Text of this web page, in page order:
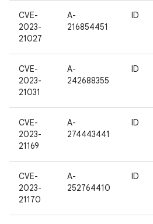
CVE-
2023-
21027
A-
216854451
ID
CVE-
2023-
21031
A-
242688355
ID
CVE-
2023-
21169
A-
274443441
ID
CVE-
2023-
21170
A-
252764410
ID